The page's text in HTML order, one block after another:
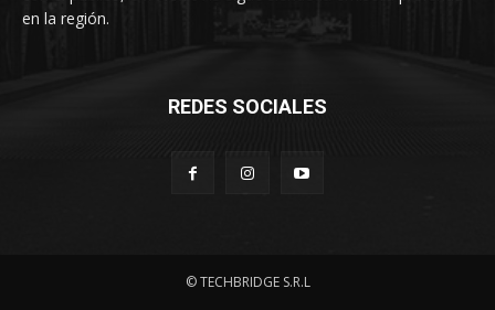
en la región.
REDES SOCIALES
© TECHBRIDGE S.R.L